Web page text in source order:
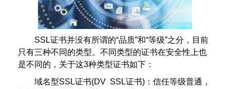
SSL证书并没有所谓的“品质”和“等级”之分，目前
只有三种不同的类型。不同类型的证书在安全性上也
是不同的，关于这3种类型证书如下：
域名型SSL证书(DV SSL证书)：信任等级普通，